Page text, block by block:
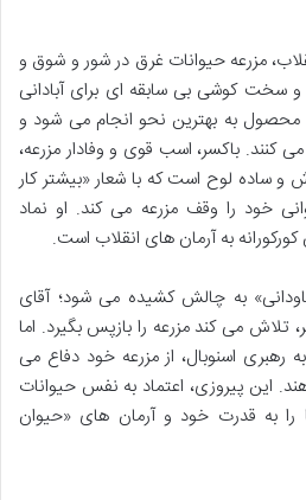
مزرعه حیوانات غرق در شور و شوق و
سخت کوشی بی سابقه ای برای آبادانی
محصول به بهترین نحو انجام می شود و
باکسر، اسب قوی و وفادار مزرعه،
و ساده لوح است که با شعار «بیشتر کار
خود را وقف مزرعه می کند. او نماد
به آرمان های انقلاب است.
به چالش کشیده می شود؛ آقای
تلاش می کند مزرعه را بازپس بگیرد. اما
رهبری اسنوبال، از مزرعه خود دفاع می
این پیروزی، اعتماد به نفس حیوانات
را به قدرت خود و آرمان های «حیوان